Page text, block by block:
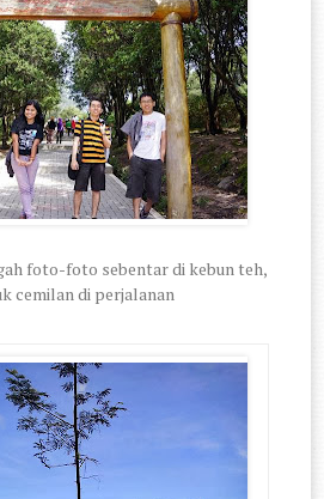
foto-foto sebentar di kebun teh,
cemilan di perjalanan